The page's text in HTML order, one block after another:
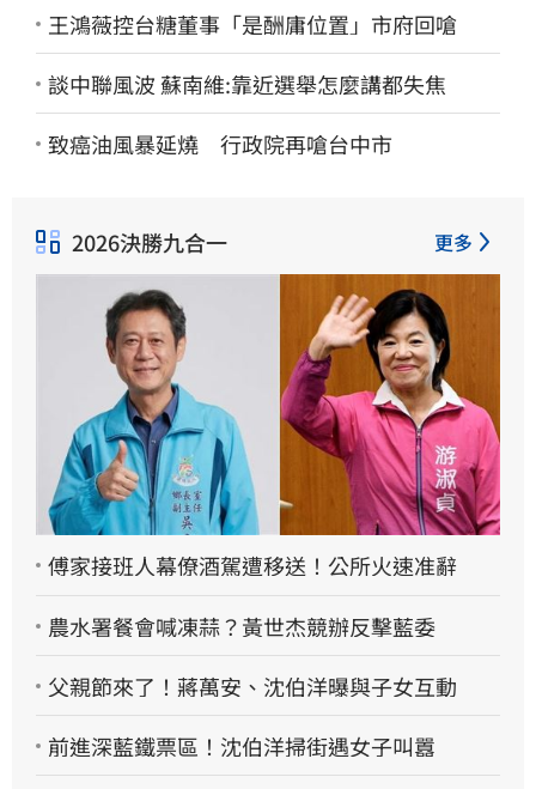
王鴻薇控台糖董事「是酬庸位置」市府回嗆
談中聯風波 蘇南維:靠近選舉怎麼講都失焦
致癌油風暴延燒 行政院再嗆台中市
2026決勝九合一 更多
傅家接班人幕僚酒駕遭移送！公所火速准辭
農水署餐會喊凍蒜？黃世杰競辦反擊藍委
父親節來了！蔣萬安、沈伯洋曝與子女互動
前進深藍鐵票區！沈伯洋掃街遇女子叫囂